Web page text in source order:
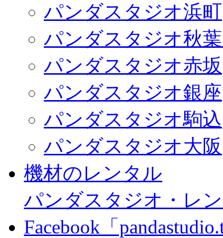
パンダスタジオ浜町
パンダスタジオ秋
パンダスタジオ赤坂
パンダスタジオ銀座
パンダスタジオ駒込
パンダスタジオ大阪
機材のレンタル
パンダスタジオ・レ
Facebook「